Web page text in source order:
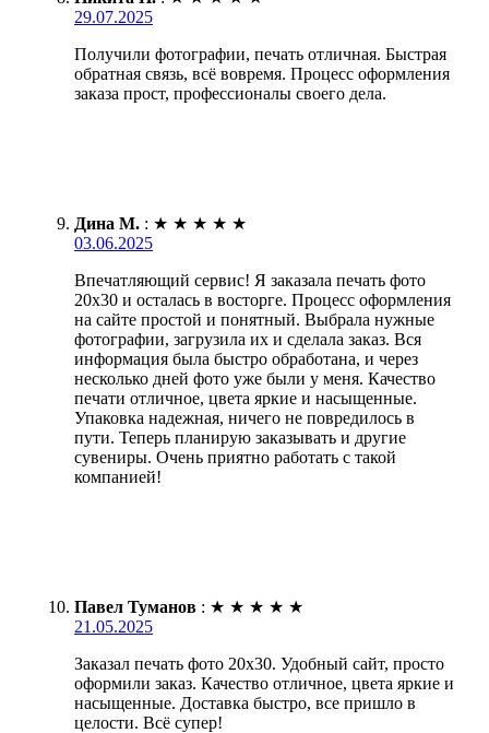
29.07.2025
Получили фотографии, печать отличная. Быстрая
обратная связь, всё вовремя. Процесс оформления
заказа прост, профессионалы своего дела.
Дина М. : ★ ★ ★ ★ ★
03.06.2025
Впечатляющий сервис! Я заказала печать фото
20х30 и осталась в восторге. Процесс оформления
на сайте простой и понятный. Выбрала нужные
фотографии, загрузила их и сделала заказ. Вся
информация была быстро обработана, и через
несколько дней фото уже были у меня. Качество
печати отличное, цвета яркие и насыщенные.
Упаковка надежная, ничего не повредилось в
пути. Теперь планирую заказывать и другие
сувениры. Очень приятно работать с такой
компанией!
Павел Туманов : ★ ★ ★ ★ ★
21.05.2025
Заказал печать фото 20х30. Удобный сайт, просто
оформили заказ. Качество отличное, цвета яркие и
насыщенные. Доставка быстро, все пришло в
целости. Всё супер!